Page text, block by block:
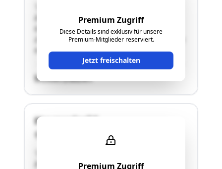
Premium Zugriff
Diese Details sind exklusiv für unsere
Premium-Mitglieder reserviert.
Jetzt freischalten
Zweifamilienwohnhaus, bestehend aus den
Grundstücken Nr. 290/1 (bebaut) und
290/2.Widmung: "Bauland - Dorfgebiet".Adresse:
Hauzendorf 8, 9761 Greifenburg."
SCHÄTZWERT
Premium Zugriff
Hauzendorf 8
Zweifamilienwohnhaus, bestehend aus den